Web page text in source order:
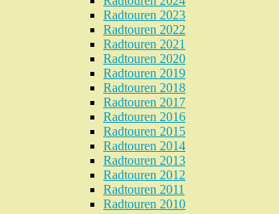
Radtouren 2023
Radtouren 2022
Radtouren 2021
Radtouren 2020
Radtouren 2019
Radtouren 2018
Radtouren 2017
Radtouren 2016
Radtouren 2015
Radtouren 2014
Radtouren 2013
Radtouren 2012
Radtouren 2011
Radtouren 2010